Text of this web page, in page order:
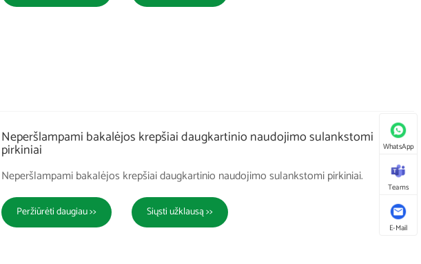
Neperšlampami bakalėjos krepšiai daugkartinio naudojimo sulankstomi
pirkiniai
Neperšlampami bakalėjos krepšiai daugkartinio naudojimo sulankstomi pirkiniai.
Peržiūrėti daugiau >> Siųsti užklausą >>
WhatsApp
Teams
E-Mail